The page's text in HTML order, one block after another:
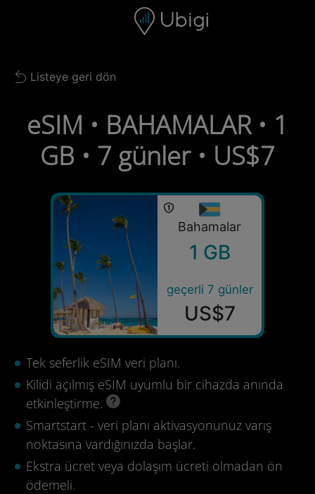
Gezinme çubuğu Alt bilgi
Back to list
Listeye geri dön
eSIM • BAHAMALAR • 1
GB • 7 günler • US$7
Bahamalar
1 GB
geçerli 7 günler
US$7
Tek seferlik eSIM veri planı.
Kilidi açılmış eSIM uyumlu bir cihazda anında
etkinleştirme.
Smartstart - veri planı aktivasyonunuz varış
noktasına vardığınızda başlar.
Ekstra ücret veya dolaşım ücreti olmadan ön
ödemeli.